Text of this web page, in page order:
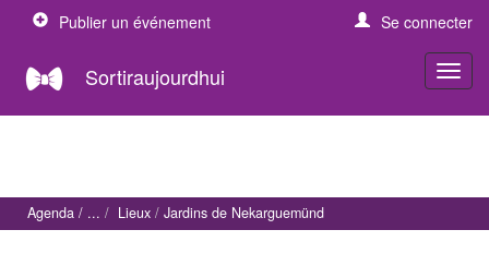
Publier un événement Se connecter
Sortiraujourdhui
Agenda Lieux Jardins de Nekarguemünd